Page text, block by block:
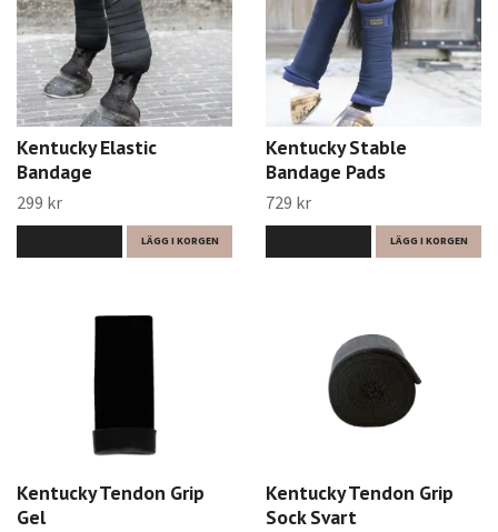
Kentucky Elastic
Bandage
299 kr
LÄGG I KORGEN
Kentucky Stable
Bandage Pads
729 kr
LÄGG I KORGEN
Kentucky Tendon Grip
Gel
Kentucky Tendon Grip
Sock Svart